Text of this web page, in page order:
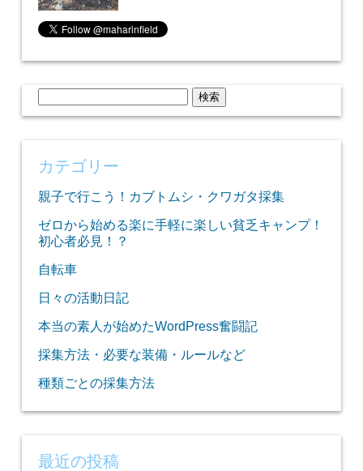
索:
カテゴリー
親子で行こう！カブトムシ・クワガタ採集
ゼロから始める楽に手軽に楽しい貧乏キャンプ！
初心者必見！？
自転車
日々の活動日記
本当の素人が始めたWordPress奮闘記
採集方法・必要な装備・ルールなど
種類ごとの採集方法
最近の投稿